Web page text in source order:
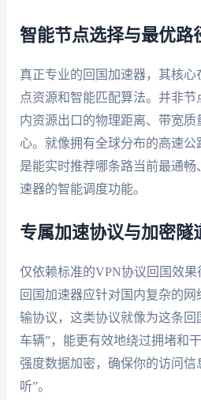
智能节点选择与最优路
真正专业的回国加速器，其核
点资源和智能匹配算法。并非节
内资源出口的物理距离、带宽
心。就像拥有全球分布的高速
是能实时推荐哪条路当前最通畅
速器的智能调度功能。
专属加速协议与加密隧
仅依赖标准的VPN协议回国效
回国加速器应针对国内复杂的
输协议，这类协议就像为这条回
车辆”，能更有效地绕过拥堵和
强度数据加密，确保你的访问信
听”。